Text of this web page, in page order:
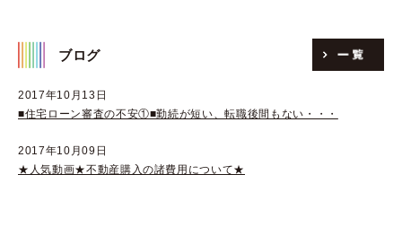
ブログ
2017年10月13日
■住宅ローン審査の不安①■勤続が短い、転職後間もない・・・
2017年10月09日
★人気動画★不動産購入の諸費用について★